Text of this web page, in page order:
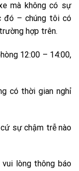
mà không có sự
đó – chúng tôi có
hợp trên.
12:00 – 14:00,
có thời gian nghỉ
sự chậm trễ nào
vui lòng thông báo